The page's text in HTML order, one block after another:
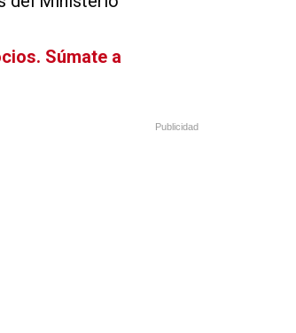
Súmate a
Publicidad